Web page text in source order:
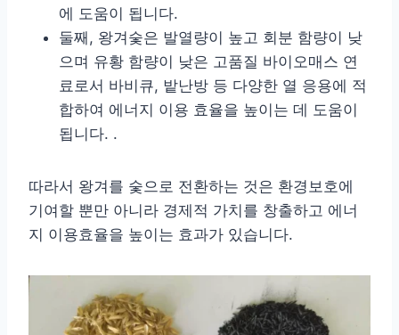
에 도움이 됩니다.
둘째, 왕겨숯은 발열량이 높고 회분 함량이 낮
으며 유황 함량이 낮은 고품질 바이오매스 연
료로서 바비큐, 밭난방 등 다양한 열 응용에 적
합하여 에너지 이용 효율을 높이는 데 도움이
됩니다. .
따라서 왕겨를 숯으로 전환하는 것은 환경보호에
기여할 뿐만 아니라 경제적 가치를 창출하고 에너
지 이용효율을 높이는 효과가 있습니다.